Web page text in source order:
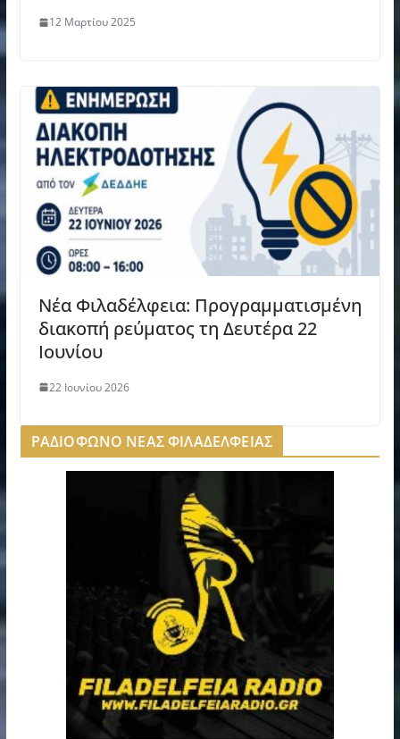
12 Μαρτίου 2025
Νέα Φιλαδέλφεια: Προγραμματισμένη
διακοπή ρεύματος τη Δευτέρα 22
Ιουνίου
22 Ιουνίου 2026
ΡΑΔΙΟΦΩΝΟ ΝΕΑΣ ΦΙΛΑΔΕΛΦΕΙΑΣ